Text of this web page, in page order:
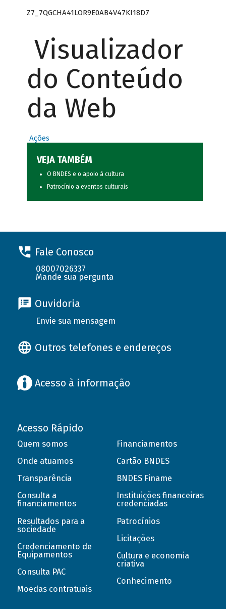
Z7_7QGCHA41LOR9E0AB4V47KI18D7
Visualizador
do Conteúdo
da Web
Ações
VEJA TAMBÉM
O BNDES e o apoio à cultura
Patrocínio a eventos culturais
Fale Conosco
08007026337
Mande sua pergunta
Ouvidoria
Envie sua mensagem
Outros telefones e endereços
Acesso à informação
Acesso Rápido
Quem somos
Onde atuamos
Transparência
Consulta a
financiamentos
Resultados para a
sociedade
Credenciamento de
Equipamentos
Consulta PAC
Moedas contratuais
Financiamentos
Cartão BNDES
BNDES Finame
Instituições financeiras
credenciadas
Patrocínios
Licitações
Cultura e economia
criativa
Conhecimento